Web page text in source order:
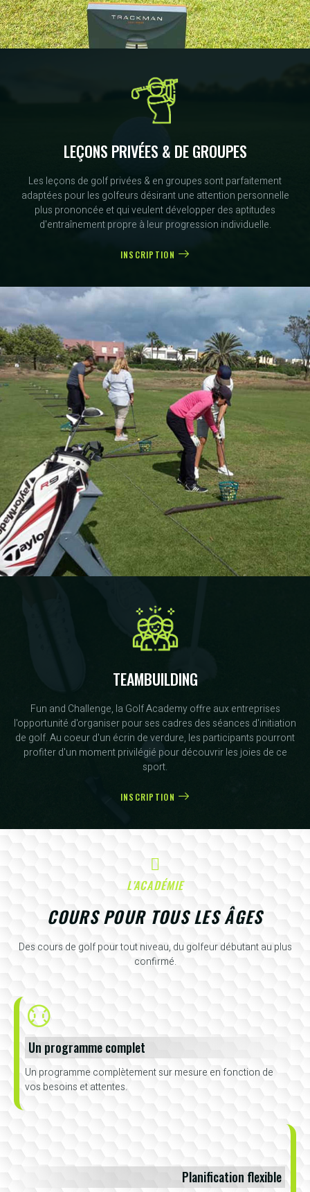
LEÇONS PRIVÉES & DE GROUPES
Les leçons de golf privées & en groupes sont parfaitement
adaptées pour les golfeurs désirant une attention personnelle
plus prononcée et qui veulent développer des aptitudes
d'entraînement propre à leur progression individuelle.
INSCRIPTION
TEAMBUILDING
Fun and Challenge, la Golf Academy offre aux entreprises
l'opportunité d'organiser pour ses cadres des séances d'initiation
de golf. Au coeur d'un écrin de verdure, les participants pourront
profiter d'un moment privilégié pour découvrir les joies de ce
sport.
INSCRIPTION
L'ACADÉMIE
COURS POUR TOUS LES ÂGES
Des cours de golf pour tout niveau, du golfeur débutant au plus
confirmé.
Un programme complet
Un programme complètement sur mesure en fonction de
vos besoins et attentes.
Planification flexible